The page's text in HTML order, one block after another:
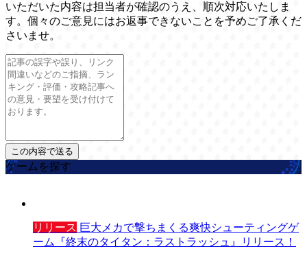
いただいた内容は担当者が確認のうえ、順次対応いたしま
す。個々のご意見にはお返事できないことを予めご了承くだ
さいませ。
ゲームを探す
リリース 巨大メカで撃ちまくる爽快シューティングゲ
ーム『終末のタイタン：ラストラッシュ』リリース！